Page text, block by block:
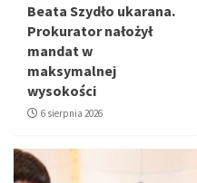
Beata Szydło ukarana.
Prokurator nałożył
mandat w
maksymalnej
wysokości
6 sierpnia 2026